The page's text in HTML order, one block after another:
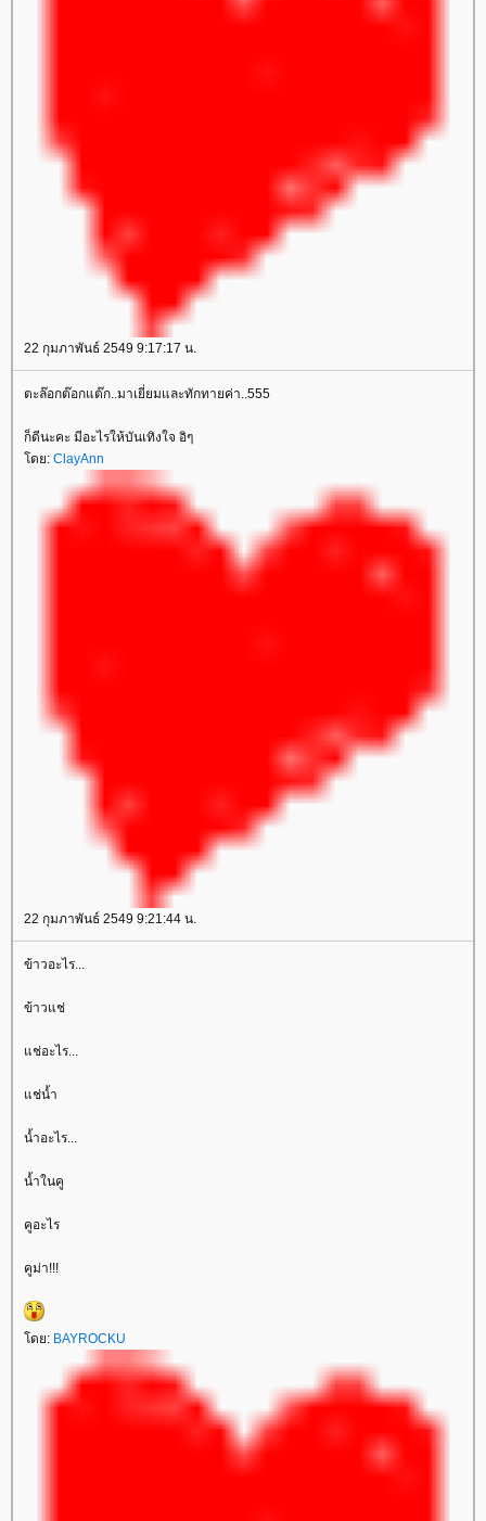
22 กุมภาพันธ์ 2549 9:17:17 น.
ตะล๊อกต๊อกแต๊ก..มาเยี่ยมและทักทายค่า..555
ก็ดีนะคะ มีอะไรให้บันเทิงใจ อิๆ
ดย: ClayAnn
22 กุมภาพันธ์ 2549 9:21:44 น.
ข้าวอะไร...
ข้าวแช่
ช่อะไร...
ช่น้ำ
น้ำอะไร...
น้ำในคู
คูอะไร
คูม่า!!!
ดย: BAYROCKU